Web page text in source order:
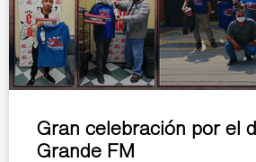
Gran celebración por el
Grande FM